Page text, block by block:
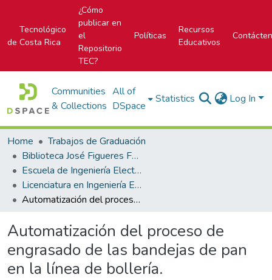
Tecnológico
de Costa Rica
¿Cómo
publicar en
el
Repositorio
TEC?
Políticas
Recursos
Educativos
Communities
& Collections
All of
DSpace
Statistics Log In
Home
Trabajos de Graduación
Biblioteca José Figueres Ferrer
Escuela de Ingeniería Electrónica
Licenciatura en Ingeniería Electrónica
Automatización del proceso de engrasado de las bandejas de pan en la línea de bollería.
Automatización del proceso de
engrasado de las bandejas de pan
en la línea de bollería.